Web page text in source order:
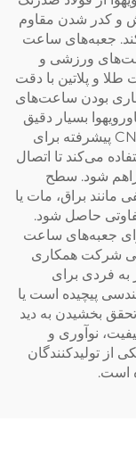
و کدر شدن مقاوم
جعبه‌های ساعت
ورزشی و
و پلاتین با دقت
بودن ساعت‌های
بسیار دقیق
و کنترل‌شده است. شرکت از دستگاه‌های CNC پیشرفته برای
می‌کند تا اتصال
شود. سطح
براق، مات یا
حاصل شود.
جعبه‌های ساعت
شرکت همکاری
به فردی برای
پیچیده است یا
بخشیدن به دید
نوآوری و
از تولیدکنندگان
است.